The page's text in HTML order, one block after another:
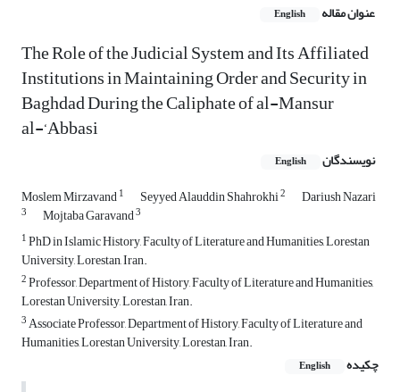
عنوان مقاله English
The Role of the Judicial System and Its Affiliated
Institutions in Maintaining Order and Security in
Baghdad During the Caliphate of al-Mansur
al-‘Abbasi
نویسندگان English
Moslem Mirzavand1 Seyyed Alauddin Shahrokhi2 Dariush Nazari
3 Mojtaba Garavand3
1PhD in Islamic History, Faculty of Literature and Humanities, Lorestan
University, Lorestan, Iran.
2Professor, Department of History, Faculty of Literature and Humanities,
Lorestan University, Lorestan, Iran.
3Associate Professor, Department of History, Faculty of Literature and
Humanities, Lorestan University, Lorestan, Iran.
چکیده
English